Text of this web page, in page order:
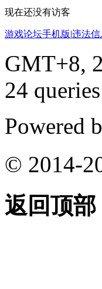
现在还没有访客
游戏论坛手机版|违法
GMT+8,
24
Powered
© 2014-
返回顶部